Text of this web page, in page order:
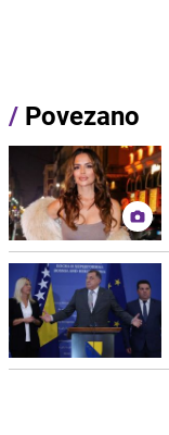
/ Povezano